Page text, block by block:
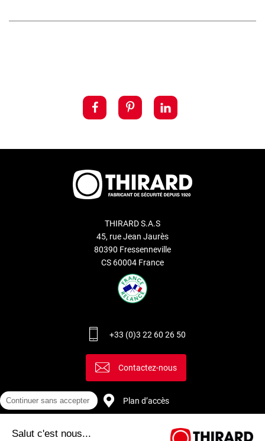
THIRARD S.A.S
45, rue Jean Jaurès
80390 Fressenneville
CS 60004 France
+33 (0)3 22 60 26 50
Contactez-nous
Plan d’accès
Continuer sans accepter
Salut c'est nous...